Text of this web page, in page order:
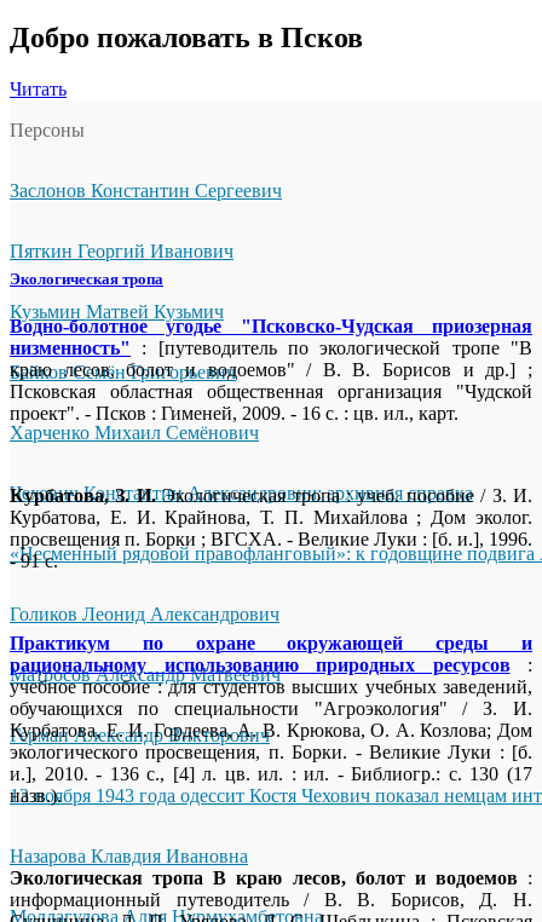
Добро пожаловать в Псков
Читать
Персоны
Заслонов Константин Сергеевич
Пяткин Георгий Иванович
Кузьмин Матвей Кузьмич
Байков Семён Григорьевич
Харченко Михаил Семёнович
Чехович Константин Александрович: архивная справка
«Несменный рядовой правофланговый»: к годовщине подвига
Голиков Леонид Александрович
Матросов Александр Матвеевич
Герман Александр Викторович
13 ноября 1943 года одессит Костя Чехович показал немцам
Назарова Клавдия Ивановна
Молдагулова Алия Нурмухамбетовна
Экологическая тропа
Водно-болотное угодье "Псковско-Чудская приозерная
низменность"
: [путеводитель по экологической тропе "В
краю лесов, болот и водоемов" / В. В. Борисов и др.] ;
Псковская областная общественная организация "Чудской
проект". - Псков : Гименей, 2009. - 16 с. : цв. ил., карт.
Курбатова, З. И.Экологическая тропа : учеб. пособие / З. И.
Курбатова, Е. И. Крайнова, Т. П. Михайлова ; Дом эколог.
просвещения п. Борки ; ВГСХА. - Великие Луки : [б. и.], 1996.
- 91 с.
Практикум по охране окружающей среды и
рациональному использованию природных ресурсов:
учебное пособие : для студентов высших учебных заведений,
обучающихся по специальности "Агроэкология" / З. И.
Курбатова, Е. И. Гордеева, А. В. Крюкова, О. А. Козлова; Дом
экологического просвещения, п. Борки. - Великие Луки : [б.
и.], 2010. - 136 с., [4] л. цв. ил. : ил. - Библиогр.: с. 130 (17
назв.).
Экологическая тропа В краю лесов, болот и водоемов:
информационный путеводитель / В. В. Борисов, Д. Н.